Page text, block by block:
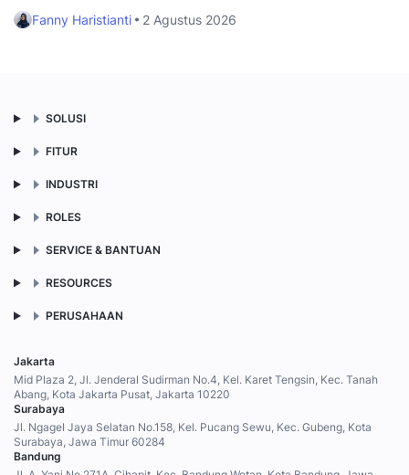
Fanny Haristianti 2 Agustus 2026
SOLUSI
FITUR
INDUSTRI
ROLES
SERVICE & BANTUAN
RESOURCES
PERUSAHAAN
Jakarta
Mid Plaza 2, Jl. Jenderal Sudirman No.4, Kel. Karet Tengsin, Kec. Tanah
Abang, Kota Jakarta Pusat, Jakarta 10220
Surabaya
Jl. Ngagel Jaya Selatan No.158, Kel. Pucang Sewu, Kec. Gubeng, Kota
Surabaya, Jawa Timur 60284
Bandung